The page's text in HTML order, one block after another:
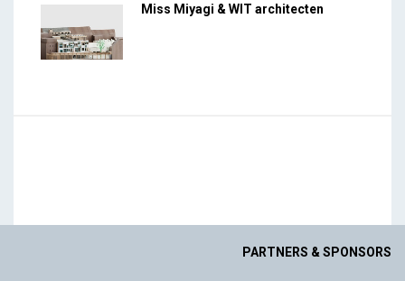
Miss Miyagi & WIT architecten
PARTNERS & SPONSORS